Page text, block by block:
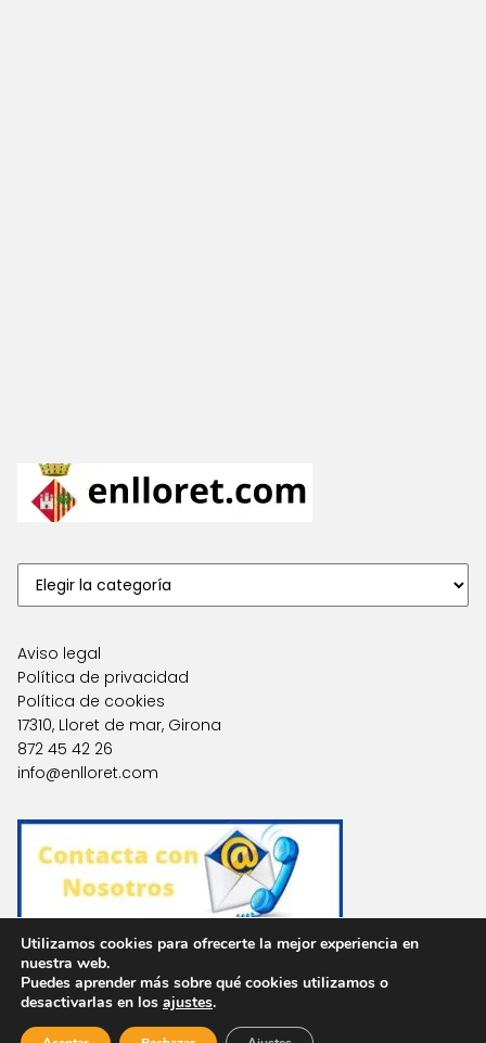
Aviso legal
Política de privacidad
Política de cookies
17310, Lloret de mar, Girona
872 45 42 26
info@enlloret.com
Agencias en Otras Localidades
Utilizamos cookies para ofrecerte la mejor experiencia en
nuestra web.
Puedes aprender más sobre qué cookies utilizamos o
desactivarlas en los ajustes.